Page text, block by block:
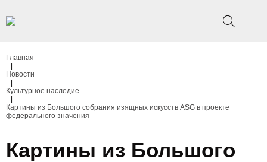
Главная
Новости
Культурное наследие
Картины из Большого собрания изящных искусств ASG в проекте
федерального значения
Картины из Большого